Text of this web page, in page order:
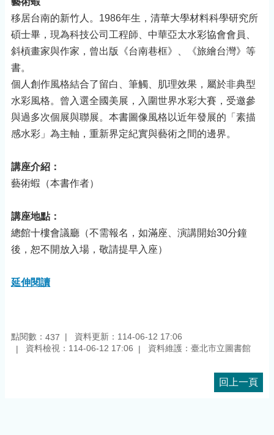
移居台南的新竹人。1986年生，清華大學材料科學研究所
碩士畢，現為科技公司工程師、中華亞太水彩協會會員、
斜槓畫家與作家，曾出版《台南巷框》、《旅繪台灣》等
書。
個人創作風格結合了留白、筆觸、肌理效果，屬於非典型
水彩風格。曾入選全國美展，入圍世界水彩大賽，受邀參
與過多次個展與聯展。本書圖像風格以近年發展的「素描
感水彩」為主軸，重新界定紀實與藝術之間的邊界。
講座介紹：
藝術蝦（本書作者）
講座地點：
總館十樓會議廳（不需報名，如滿座、演講開始30分鐘
後，恕不開放入場，敬請提早入座）
延伸閱讀
點閱數： 437
資料更新：114-06-12 17:06
資料檢視：114-06-12 17:06
資料維護：臺北市立圖書館
回上一頁